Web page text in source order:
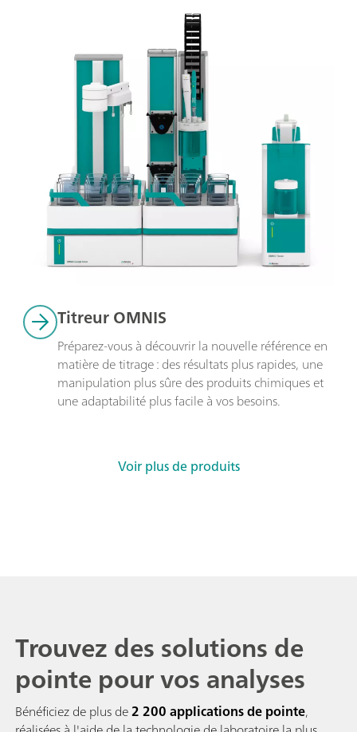
Titreur OMNIS
Préparez-vous à découvrir la nouvelle référence en
matière de titrage : des résultats plus rapides, une
manipulation plus sûre des produits chimiques et
une adaptabilité plus facile à vos besoins.
Voir plus de produits
Trouvez des solutions de
pointe pour vos analyses
Bénéficiez de plus de2 200 applications de pointe,